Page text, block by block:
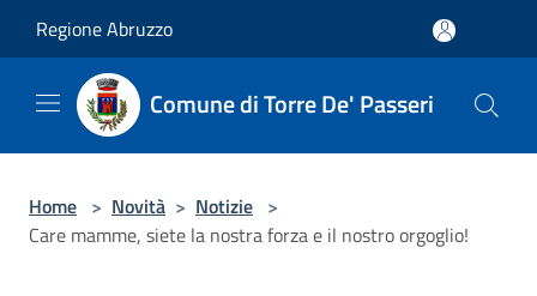
Regione Abruzzo
Comune di Torre De' Passeri
Home > Novità > Notizie >
Care mamme, siete la nostra forza e il nostro orgoglio!